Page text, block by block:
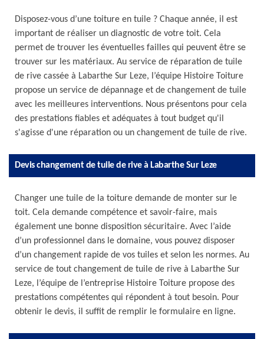
Disposez-vous d’une toiture en tuile ? Chaque année, il est
important de réaliser un diagnostic de votre toit. Cela
permet de trouver les éventuelles failles qui peuvent être se
trouver sur les matériaux. Au service de réparation de tuile
de rive cassée à Labarthe Sur Leze, l’équipe Histoire Toiture
propose un service de dépannage et de changement de tuile
avec les meilleures interventions. Nous présentons pour cela
des prestations fiables et adéquates à tout budget qu'il
s'agisse d'une réparation ou un changement de tuile de rive.
Devis changement de tuile de rive à Labarthe Sur Leze
Changer une tuile de la toiture demande de monter sur le
toit. Cela demande compétence et savoir-faire, mais
également une bonne disposition sécuritaire. Avec l’aide
d’un professionnel dans le domaine, vous pouvez disposer
d’un changement rapide de vos tuiles et selon les normes. Au
service de tout changement de tuile de rive à Labarthe Sur
Leze, l’équipe de l’entreprise Histoire Toiture propose des
prestations compétentes qui répondent à tout besoin. Pour
obtenir le devis, il suffit de remplir le formulaire en ligne.